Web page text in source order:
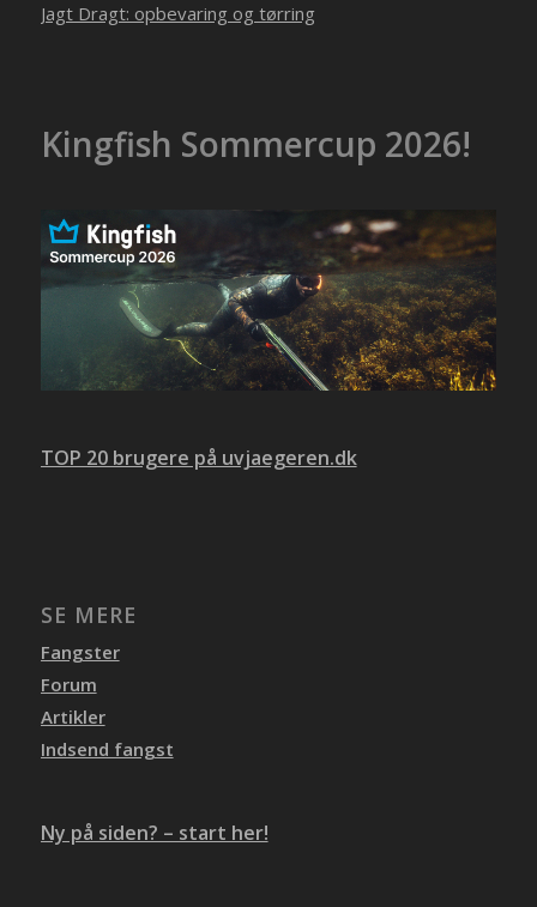
Jagt Dragt: opbevaring og tørring
Kingfish Sommercup 2026!
TOP 20 brugere på uvjaegeren.dk
SE MERE
Fangster
Forum
Artikler
Indsend fangst
Ny på siden? – start her!